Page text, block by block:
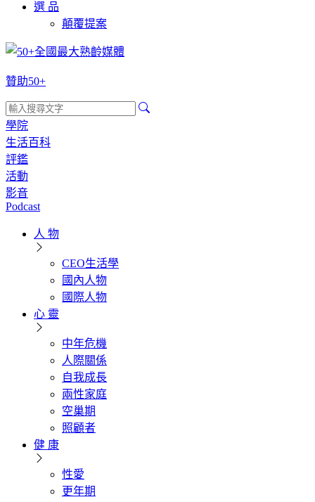
選 品
顛覆提案
贊助50+
學院
生活百科
評鑑
活動
影音
Podcast
人 物
CEO生活學
國內人物
國際人物
心 靈
中年危機
人際關係
自我成長
兩性家庭
空巢期
照顧者
健 康
性愛
更年期